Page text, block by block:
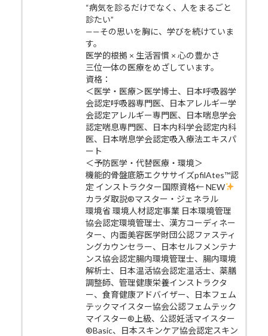
“病気を診るだけでなく、人をまるごと
診たい”
——その思いを胸に、学びを続けていま
す。
医学的根拠 × 生活習慣 × 心の豊かさ
三位一体の医療をめざしています。
資格：
＜医学・医療＞医学博士、日本呼吸器学
会認定呼吸器専門医、日本アレルギー学
会認定アレルギー専門医、日本喘息学会
認定喘息専門医、日本内科学会認定内科
医、日本喘息学会認定吸入療法エキスパ
ート
＜予防医学・代替医療・環境＞
機能的骨盤底筋エクササイズpfilAtes™認
定 インストラクター国際資格← NEW
カラダ取説®マスター・ジェネラル
環境省 環境人材認定事業 日本環境管理
協会認定環境管理士、漢方コーディネー
ター、内面美容医学財団公認ファスティ
ングカウンセラー、日本セルフメンテナ
ンス協会認定腸内環境管理士、腸内環境
解析士、日本温活協会認定温活士、薬膳
調整師、管理健康栄養インストラクタ
ー、食育健康アドバイザー、日本フェム
テックマイスター協会公認フェムテック
マイスター®上級、公認妊活マイスター
®Basic、日本スキンケア協会認定スキン